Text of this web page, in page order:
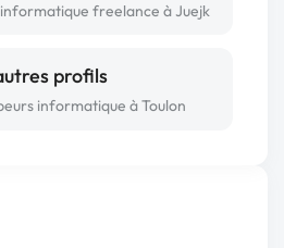
freelance à Juejk
profils
informatique à Toulon